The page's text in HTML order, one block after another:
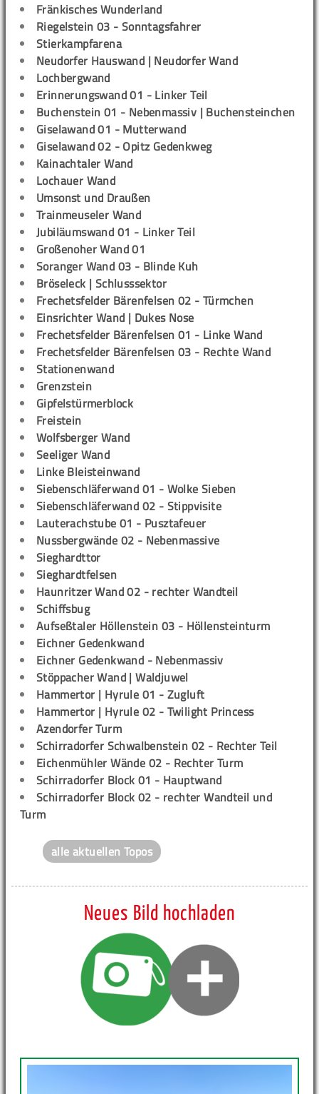
Fränkisches Wunderland
Riegelstein 03 - Sonntagsfahrer
Stierkampfarena
Neudorfer Hauswand | Neudorfer Wand
Lochbergwand
Erinnerungswand 01 - Linker Teil
Buchenstein 01 - Nebenmassiv | Buchensteinchen
Giselawand 01 - Mutterwand
Giselawand 02 - Opitz Gedenkweg
Kainachtaler Wand
Lochauer Wand
Umsonst und Draußen
Trainmeuseler Wand
Jubiläumswand 01 - Linker Teil
Großenoher Wand 01
Soranger Wand 03 - Blinde Kuh
Bröseleck | Schlusssektor
Frechetsfelder Bärenfelsen 02 - Türmchen
Einsrichter Wand | Dukes Nose
Frechetsfelder Bärenfelsen 01 - Linke Wand
Frechetsfelder Bärenfelsen 03 - Rechte Wand
Stationenwand
Grenzstein
Gipfelstürmerblock
Freistein
Wolfsberger Wand
Seeliger Wand
Linke Bleisteinwand
Siebenschläferwand 01 - Wolke Sieben
Siebenschläferwand 02 - Stippvisite
Lauterachstube 01 - Pusztafeuer
Nussbergwände 02 - Nebenmassive
Sieghardttor
Sieghardtfelsen
Haunritzer Wand 02 - rechter Wandteil
Schiffsbug
Aufseßtaler Höllenstein 03 - Höllensteinturm
Eichner Gedenkwand
Eichner Gedenkwand - Nebenmassiv
Stöppacher Wand | Waldjuwel
Hammertor | Hyrule 01 - Zugluft
Hammertor | Hyrule 02 - Twilight Princess
Azendorfer Turm
Schirradorfer Schwalbenstein 02 - Rechter Teil
Eichenmühler Wände 02 - Rechter Turm
Schirradorfer Block 01 - Hauptwand
Schirradorfer Block 02 - rechter Wandteil und
Turm
alle aktuellen Topos
Neues Bild hochladen